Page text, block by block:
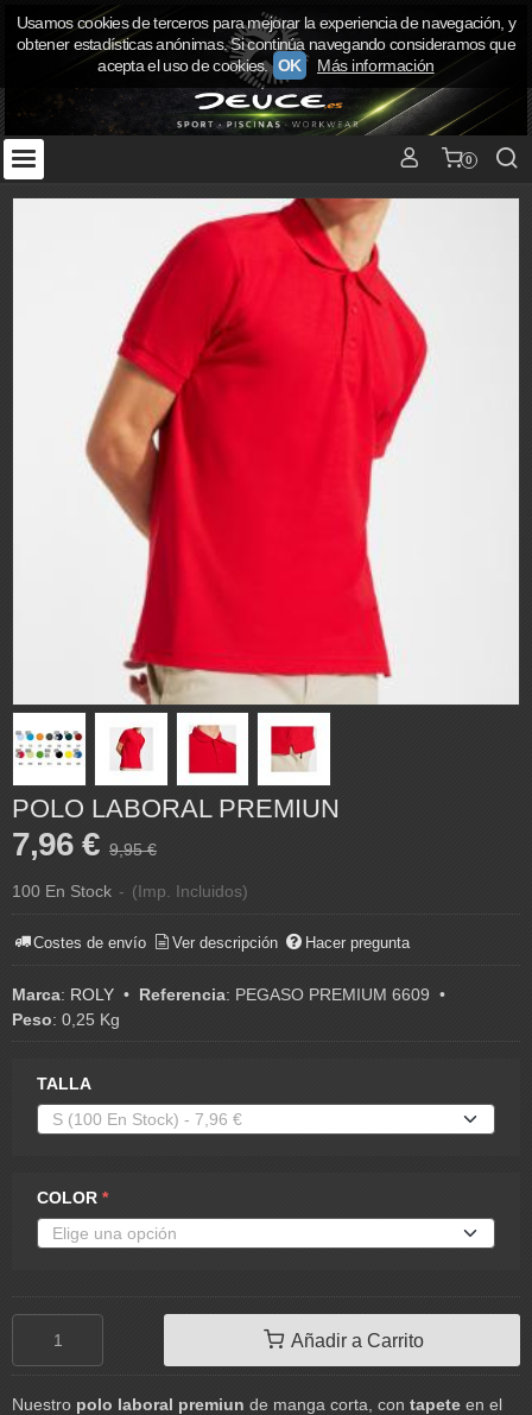
0
POLO LABORAL PREMIUN
7,96 € 9,95 €
100 En Stock - (Imp. Incluidos)
Costes de envío Ver descripción Hacer pregunta
Marca: ROLY • Referencia: PEGASO PREMIUM 6609 •
Peso: 0,25 Kg
TALLA
COLOR *
Añadir a Carrito
Nuestro polo laboral premiun de manga corta, con tapete en el
Usamos cookies de terceros para mejorar la experiencia de navegación, y
obtener estadísticas anónimas. Si continúa navegando consideramos que
acepta el uso de cookies. OK Más información